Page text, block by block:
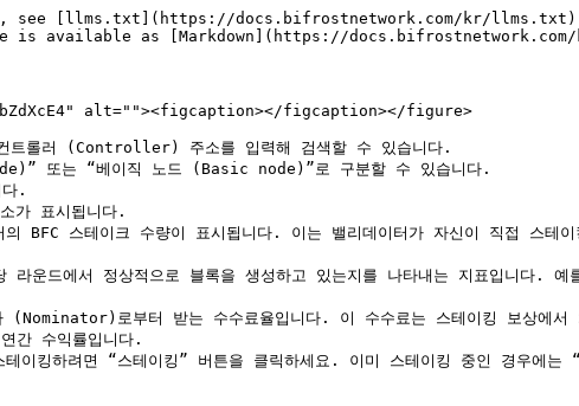
see [llms.txt](https://docs.bifrostnetwork.com/kr/llms.txt).
is available as [Markdown](https://
alt=""><figcaption></figcaption></figure>
트롤러 (Controller) 주소를 입력해 검색할 수 있습니다.
또는 “베이직 노드 (Basic node)”로 구분할 수 있습니다.
.
가 표시됩니다.
BFC 스테이크 수량이 표시됩니다. 이는 밸리데이터가 자신이 직접 스
에서 정상적으로 블록을 생성하고 있는지를 나타내는 지표입니다. 예
로부터 받는 수수료율입니다. 이 수수료는 스테이킹 보상에서
수익률입니다.